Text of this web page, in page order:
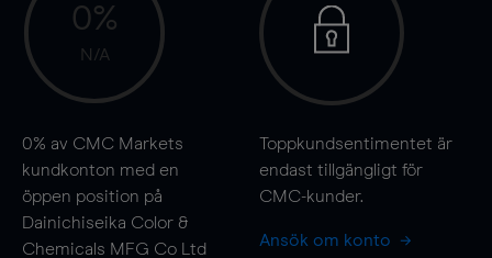
0%
N/A
0% av CMC Markets
kundkonton med en
öppen position på
Dainichiseika Color &
Chemicals MFG Co Ltd
Toppkundsentimentet är
endast tillgängligt för
CMC-kunder.
Ansök om konto